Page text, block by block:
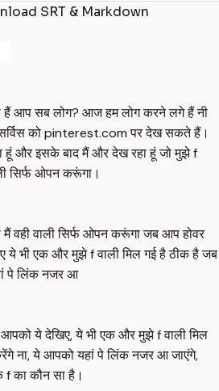
SRT & Markdown
हैं आप सब लोग? आज हम लोग करने लगे हैं नी
को pinterest.com पर देख सकते हैं।
हूं और इसके बाद मैं और देख रहा हूं जो मुझे f
सिर्फ ओपन करूंगा।
वही वाली सिर्फ ओपन करूंगा जब आप होवर
ये भी एक और मुझे f वाली मिल गई है ठीक है जब
पे लिंक नजर आ
ये देखिए, ये भी एक और मुझे f वाली मिल
ना, ये आपको यहां पे लिंक नजर आ जाएंगे,
f का कौन सा है।